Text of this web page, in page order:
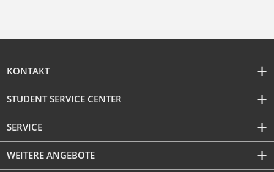
KONTAKT
STUDENT SERVICE CENTER
SERVICE
WEITERE ANGEBOTE